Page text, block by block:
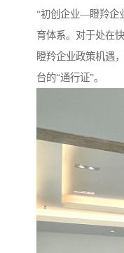
“初创企业—瞪羚企
育体系。对于处在
瞪羚企业政策机遇
台的“通行证”。